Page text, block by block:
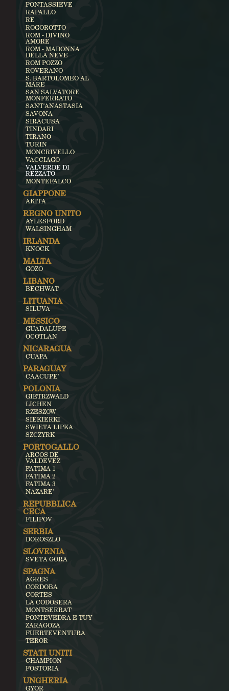
PONTASSIEVE
RAPALLO
RE
ROGOROTTO
ROM - DIVINO
AMORE
ROM - MADONNA
DELLA NEVE
ROM POZZO
ROVERANO
S. BARTOLOMEO AL
MARE
SAN SALVATORE
MONFERRATO
SANT'ANASTASIA
SAVONA
SIRACUSA
TINDARI
TIRANO
TURIN
MONCRIVELLO
VACCIAGO
VALVERDE DI
REZZATO
MONTEFALCO
GIAPPONE
AKITA
REGNO UNITO
AYLESFORD
WALSINGHAM
IRLANDA
KNOCK
MALTA
GOZO
LIBANO
BECHWAT
LITUANIA
SILUVA
MESSICO
GUADALUPE
OCOTLAN
NICARAGUA
CUAPA
PARAGUAY
CAACUPE'
POLONIA
GIETRZWALD
LICHEN
RZESZOW
SIEKIERKI
SWIETA LIPKA
SZCZYRK
PORTOGALLO
ARCOS DE
VALDEVEZ
FATIMA 1
FATIMA 2
FATIMA 3
NAZARE'
REPUBBLICA
CECA
FILIPOV
SERBIA
DOROSZLO
SLOVENIA
SVETA GORA
SPAGNA
AGRES
CORDOBA
CORTES
LA CODOSERA
MONTSERRAT
PONTEVEDRA E TUY
ZARAGOZA
FUERTEVENTURA
TEROR
STATI UNITI
CHAMPION
FOSTORIA
UNGHERIA
GYOR